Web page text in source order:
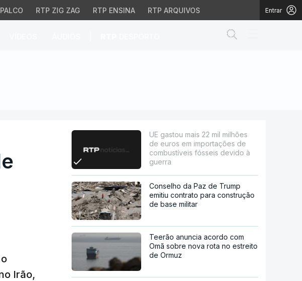
RTP ZIG ZAG RTP ENSINA RTP ARQUIVOS Entrar
em importações de
Irão,
UE gastou mais 22 mil milhões
de euros em importações de
combustíveis fósseis devido à
guerra
Conselho da Paz de Trump
emitiu contrato para construção
de base militar
Teerão anuncia acordo com
Omã sobre nova rota no estreito
de Ormuz